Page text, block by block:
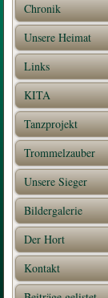
Chronik
Unsere Heimat
Links
KITA
Tanzprojekt
Trommelzauber
Unsere Sieger
Bildergalerie
Der Hort
Kontakt